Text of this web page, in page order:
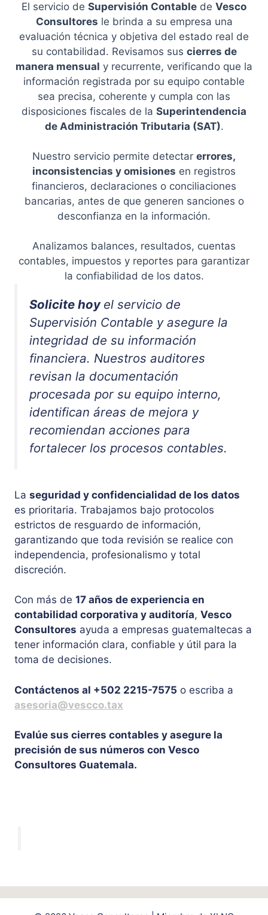
El servicio de Supervisión Contable de Vesco
Consultores le brinda a su empresa una
evaluación técnica y objetiva del estado real de
su contabilidad. Revisamos sus cierres de
manera mensual y recurrente, verificando que la
información registrada por su equipo contable
sea precisa, coherente y cumpla con las
disposiciones fiscales de la Superintendencia
de Administración Tributaria (SAT).
Nuestro servicio permite detectar errores,
inconsistencias y omisiones en registros
financieros, declaraciones o conciliaciones
bancarias, antes de que generen sanciones o
desconfianza en la información.
Analizamos balances, resultados, cuentas
contables, impuestos y reportes para garantizar
la confiabilidad de los datos.
Solicite hoy el servicio de
Supervisión Contable y asegure la
integridad de su información
financiera. Nuestros auditores
revisan la documentación
procesada por su equipo interno,
identifican áreas de mejora y
recomiendan acciones para
fortalecer los procesos contables.
La seguridad y confidencialidad de los datos
es prioritaria. Trabajamos bajo protocolos
estrictos de resguardo de información,
garantizando que toda revisión se realice con
independencia, profesionalismo y total
discreción.
Con más de 17 años de experiencia en
contabilidad corporativa y auditoría, Vesco
Consultores ayuda a empresas guatemaltecas a
tener información clara, confiable y útil para la
toma de decisiones.
Contáctenos al +502 2215-7575 o escriba a
asesoria@vescco.tax
Evalúe sus cierres contables y asegure la
precisión de sus números con Vesco
Consultores Guatemala.